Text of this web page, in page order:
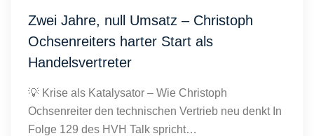
Zwei Jahre, null Umsatz – Christoph
Ochsenreiters harter Start als
Handelsvertreter
💡 Krise als Katalysator – Wie Christoph
Ochsenreiter den technischen Vertrieb neu denkt In
Folge 129 des HVH Talk spricht…